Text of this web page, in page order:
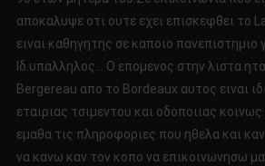
αποκαλυψε οτι ουτε εχει επισκεφθει το
ειναι καθηγητης σε καποιο πανεπιστημιο
Ιδ.υπαλληλος… Ο επομενος στην λιστα
Bergereau απο το Bordeaux αυτος ειναι
εταιριας τσιμεντου και οδοποιιας
εμαθα τις πληροφοριες που ηθελα και
να κανω καν τον κοπο να επικοινωνησω